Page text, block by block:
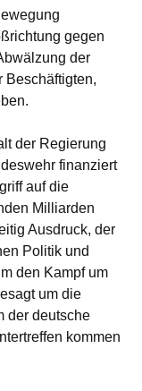
gegen
der
Beschäftigten,
der Regierung
finanziert
auf die
Milliarden
Ausdruck, der
Politik und
den Kampf um
um die
der deutsche
kommen